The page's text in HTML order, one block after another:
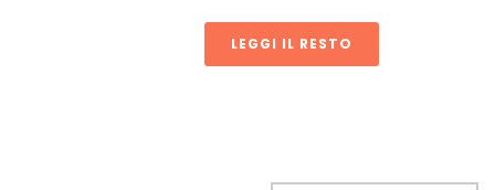
LEGGI IL RESTO